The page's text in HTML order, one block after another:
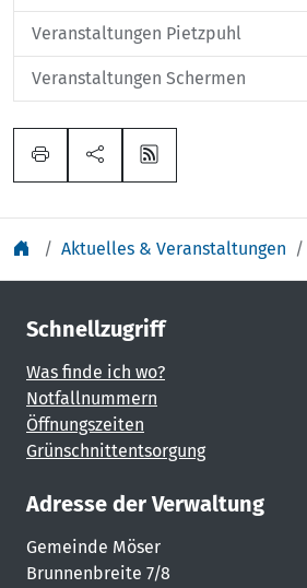
Veranstaltungen Pietzpuhl
Veranstaltungen Schermen
Aktuelles & Veranstaltungen
Schnellzugriff
Was finde ich wo?
Notfallnummern
Öffnungszeiten
Grünschnittentsorgung
Adresse der Verwaltung
Gemeinde Möser
Brunnenbreite 7/8